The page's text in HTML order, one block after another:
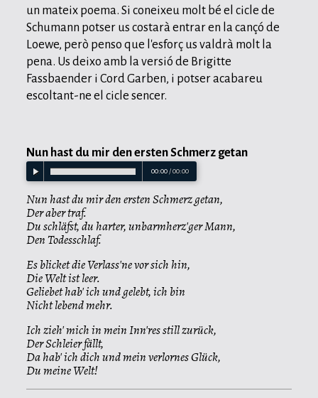
un mateix poema. Si coneixeu molt bé el cicle de
Schumann potser us costarà entrar en la cançó de
Loewe, però penso que l'esforç us valdrà molt la
pena. Us deixo amb la versió de Brigitte
Fassbaender i Cord Garben, i potser acabareu
escoltant-ne el cicle sencer.
Nun hast du mir den ersten Schmerz getan
00:00 /00:00
Nun hast du mir den ersten Schmerz getan,
Der aber traf.
Du schläfst, du harter, unbarmherz'ger Mann,
Den Todesschlaf.
Es blicket die Verlass'ne vor sich hin,
Die Welt ist leer.
Geliebet hab' ich und gelebt, ich bin
Nicht lebend mehr.
Ich zieh' mich in mein Inn'res still zurück,
Der Schleier fällt,
Da hab' ich dich und mein verlornes Glück,
Du meine Welt!